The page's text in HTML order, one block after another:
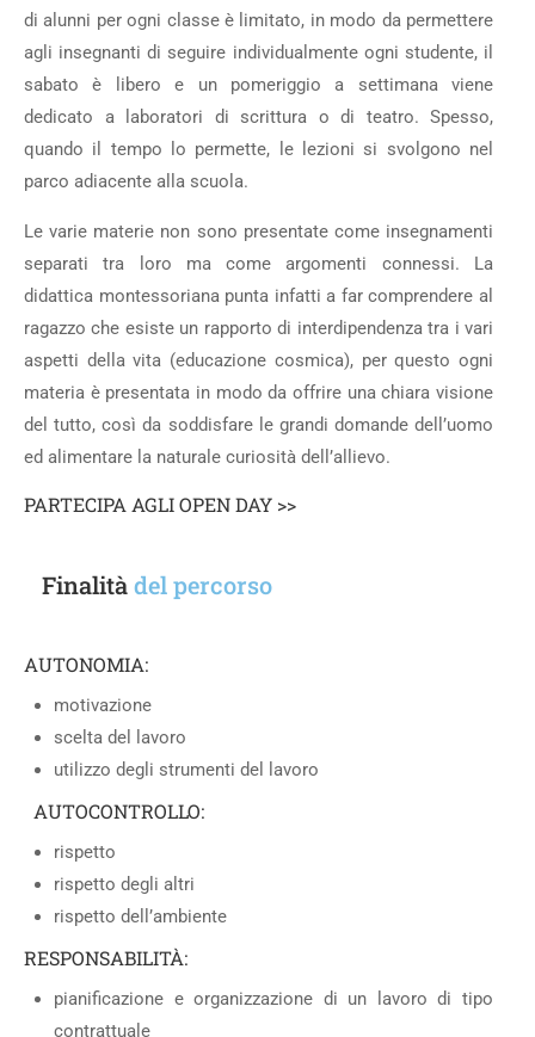
di alunni per ogni classe è limitato, in modo da permettere
agli insegnanti di seguire individualmente ogni studente, il
sabato è libero e un pomeriggio a settimana viene
dedicato a laboratori di scrittura o di teatro. Spesso,
quando il tempo lo permette, le lezioni si svolgono nel
parco adiacente alla scuola.
Le varie materie non sono presentate come insegnamenti
separati tra loro ma come argomenti connessi. La
didattica montessoriana punta infatti a far comprendere al
ragazzo che esiste un rapporto di interdipendenza tra i vari
aspetti della vita (educazione cosmica), per questo ogni
materia è presentata in modo da offrire una chiara visione
del tutto, così da soddisfare le grandi domande dell’uomo
ed alimentare la naturale curiosità dell’allievo.
PARTECIPA AGLI OPEN DAY >>
Finalitàdel percorso
AUTONOMIA:
motivazione
scelta del lavoro
utilizzo degli strumenti del lavoro
AUTOCONTROLLO:
rispetto
rispetto degli altri
rispetto dell’ambiente
RESPONSABILITÀ:
pianificazione e organizzazione di un lavoro di tipo
contrattuale